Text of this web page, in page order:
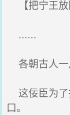
【把宁王放
......
各朝古人一
这佞臣为了
口。